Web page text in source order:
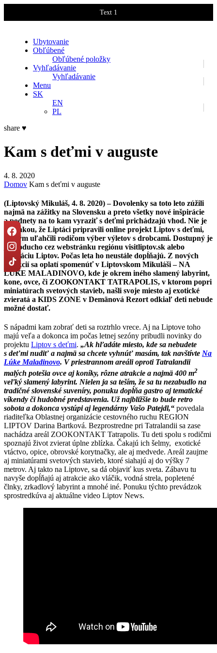
Text 1
Ubytovanie
Obľúbené
Obľúbené položky
Vyhľadávanie
Vyhľadávanie
Menu
SK
EN
PL
share ♥
Kam s deťmi v auguste
4. 8. 2020
Domov Kam s deťmi v auguste
(Liptovský Mikuláš, 4. 8. 2020)– Dovolenky sa toto leto zúžili
najmä na zážitky na Slovensku a preto všetky nové inšpirácie
a podnety na to kam vyraziť s deťmi prichádzajú vhod. Nie je
novinkou, že Liptáci pripravili online projekt Liptov s deťmi,
ktorým uľahčili rodičom výber výletov s drobcami. Dostupný je
jednoducho cez webstránku regiónu visitliptov.sk alebo
aplikáciu Liptov. Počas leta ho neustále dopĺňajú. Z nových
atrakcií sa oplatí spomenúť v Liptovskom Mikuláši – NA
LÚKE MALADINOVO, kde je okrem iného slamený labyrint,
kone, ovce, či ZOOKONTAKT TATRAPOLIS, v ktorom popri
miniatúrach svetových stavieb, našli svoje miesto aj exotické
zvieratá a KIDS ZONE v Demänová Rezort odkiaľ deti nebude
možné dostať.
S nápadmi kam zobrať deti sa roztrhlo vrece. Aj na Liptove toho
majú veľa a dokonca im počas letnej sezóny pribudli novinky do
projektu Liptov s deťmi. „Ak hľadáte miesto, kde sa nebudete
s deťmi nudiť a najmä sa chcete vyhnúť masám, tak navštívte Na
Lúke Maladinovo. V priestrannom areáli oproti Tatralandii
malých potešia ovce aj koníky, rôzne atrakcie a najmä 400 m2
veľký slamený labyrint. Nielen ja sa teším, že sa tu nezabudlo na
tradičné slovenské suveníry, ponuku dopĺňa gastro aj tematické
víkendy či hudobné predstavenia. Už najbližšie to bude retro
sobota a dokonca vystúpi aj legendárny Vašo Patejdl,“ povedala
riaditeľka Oblastnej organizácie cestovného ruchu REGION
LIPTOV Darina Bartková. Bezprostredne pri Tatralandii sa zase
nachádza areál ZOOKONTAKT Tatrapolis. Tu deti spolu s rodičmi
spoznajú život zvierat úplne zblízka. Čakajú ich šelmy, exotické
vtáctvo, opice, obrovské korytnačky, ale aj medvede. Areál zaujme
aj miniatúrami svetových stavieb, ktoré siahajú aj do výšky 7
metrov. Aj takto na Liptove, sa dá objaviť kus sveta. Zábavu tu
navyše dopĺňajú aj atrakcie ako vláčik, vodná strela, popletené
člnky, zrkadlový labyrint a mnohé iné. Ponuku týchto prevádzok
sprostredkúva aj aktuálne video Liptov News.